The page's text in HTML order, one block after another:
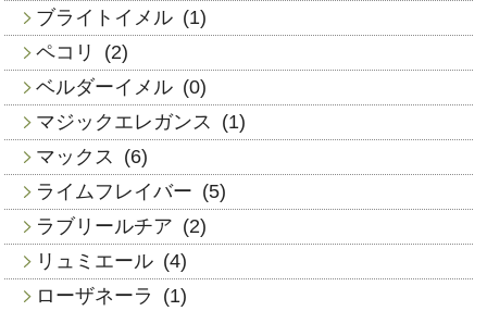
ブライトイメル (1)
ペコリ
(2)
ベルダーイメル (0)
マジックエレガンス
(1)
マックス
(6)
ライムフレイバー (5)
ラブリールチア (2)
リュミエール (4)
ローザネーラ
(1)